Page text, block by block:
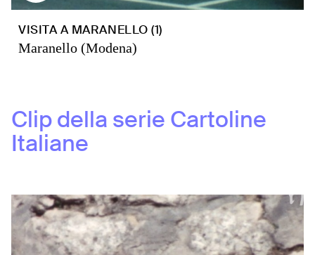
VISITA A MARANELLO (1)
Maranello (Modena)
Clip della serie Cartoline
Italiane